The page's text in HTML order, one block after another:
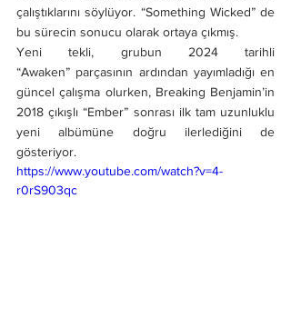
çalıştıklarını söylüyor. “Something Wicked” de
bu sürecin sonucu olarak ortaya çıkmış.
Yeni tekli, grubun 2024 tarihli
“Awaken” parçasının ardından yayımladığı en
güncel çalışma olurken, Breaking Benjamin’in
2018 çıkışlı “Ember” sonrası ilk tam uzunluklu
yeni albümüne doğru ilerlediğini de
gösteriyor.
https://www.youtube.com/watch?v=4-
r0rS903qc